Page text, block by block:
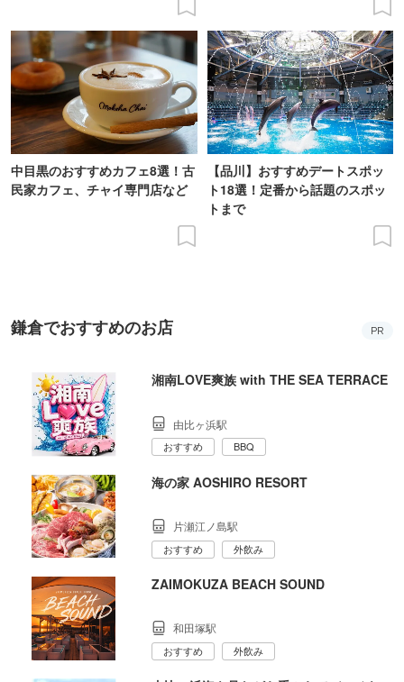
中目黒のおすすめカフェ8選！古
民家カフェ、チャイ専門店など
【品川】おすすめデートスポッ
ト18選！定番から話題のスポッ
トまで
鎌倉でおすすめのお店 PR
湘南LOVE爽族 with THE SEA TERRACE
由比ヶ浜駅
おすすめ BBQ
海の家 AOSHIRO RESORT
片瀬江ノ島駅
おすすめ 外飲み
ZAIMOKUZA BEACH SOUND
和田塚駅
おすすめ 外飲み